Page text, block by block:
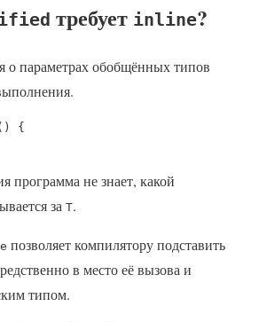
требует inline?
параметрах обобщённых типов
{
программа не знает, какой
за T.
позволяет компилятору подставить
в место её вызова и
типом.